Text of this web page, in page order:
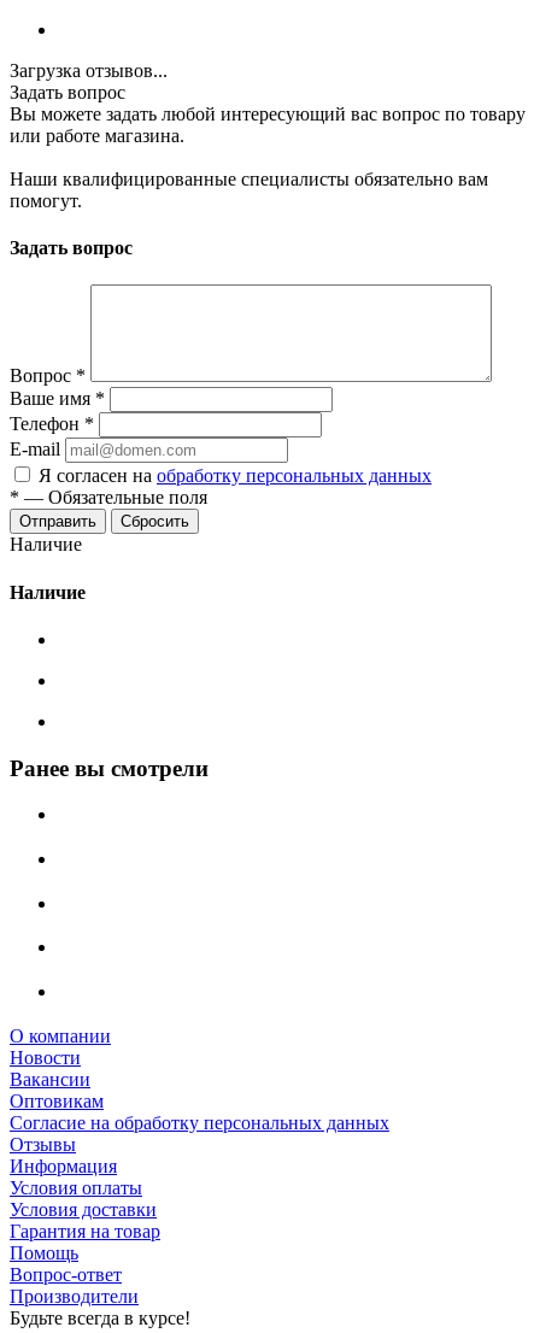
Загрузка отзывов...
Задать вопрос
Вы можете задать любой интересующий вас вопрос по товару
или работе магазина.
Наши квалифицированные специалисты обязательно вам
помогут.
Задать вопрос
Вопрос *
Ваше имя *
Телефон *
E-mail
Я согласен на обработку персональных данных
* — Обязательные поля
Сбросить
Наличие
Наличие
Ранее вы смотрели
О компании
Новости
Вакансии
Оптовикам
Cогласие на обработку персональных данных
Отзывы
Информация
Условия оплаты
Условия доставки
Гарантия на товар
Помощь
Вопрос-ответ
Производители
Будьте всегда в курсе!